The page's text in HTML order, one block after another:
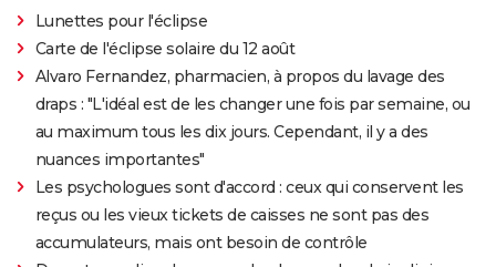
Lunettes pour l'éclipse
Carte de l'éclipse solaire du 12 août
Alvaro Fernandez, pharmacien, à propos du lavage des
draps : "L'idéal est de les changer une fois par semaine, ou
au maximum tous les dix jours. Cependant, il y a des
nuances importantes"
Les psychologues sont d'accord : ceux qui conservent les
reçus ou les vieux tickets de caisses ne sont pas des
accumulateurs, mais ont besoin de contrôle